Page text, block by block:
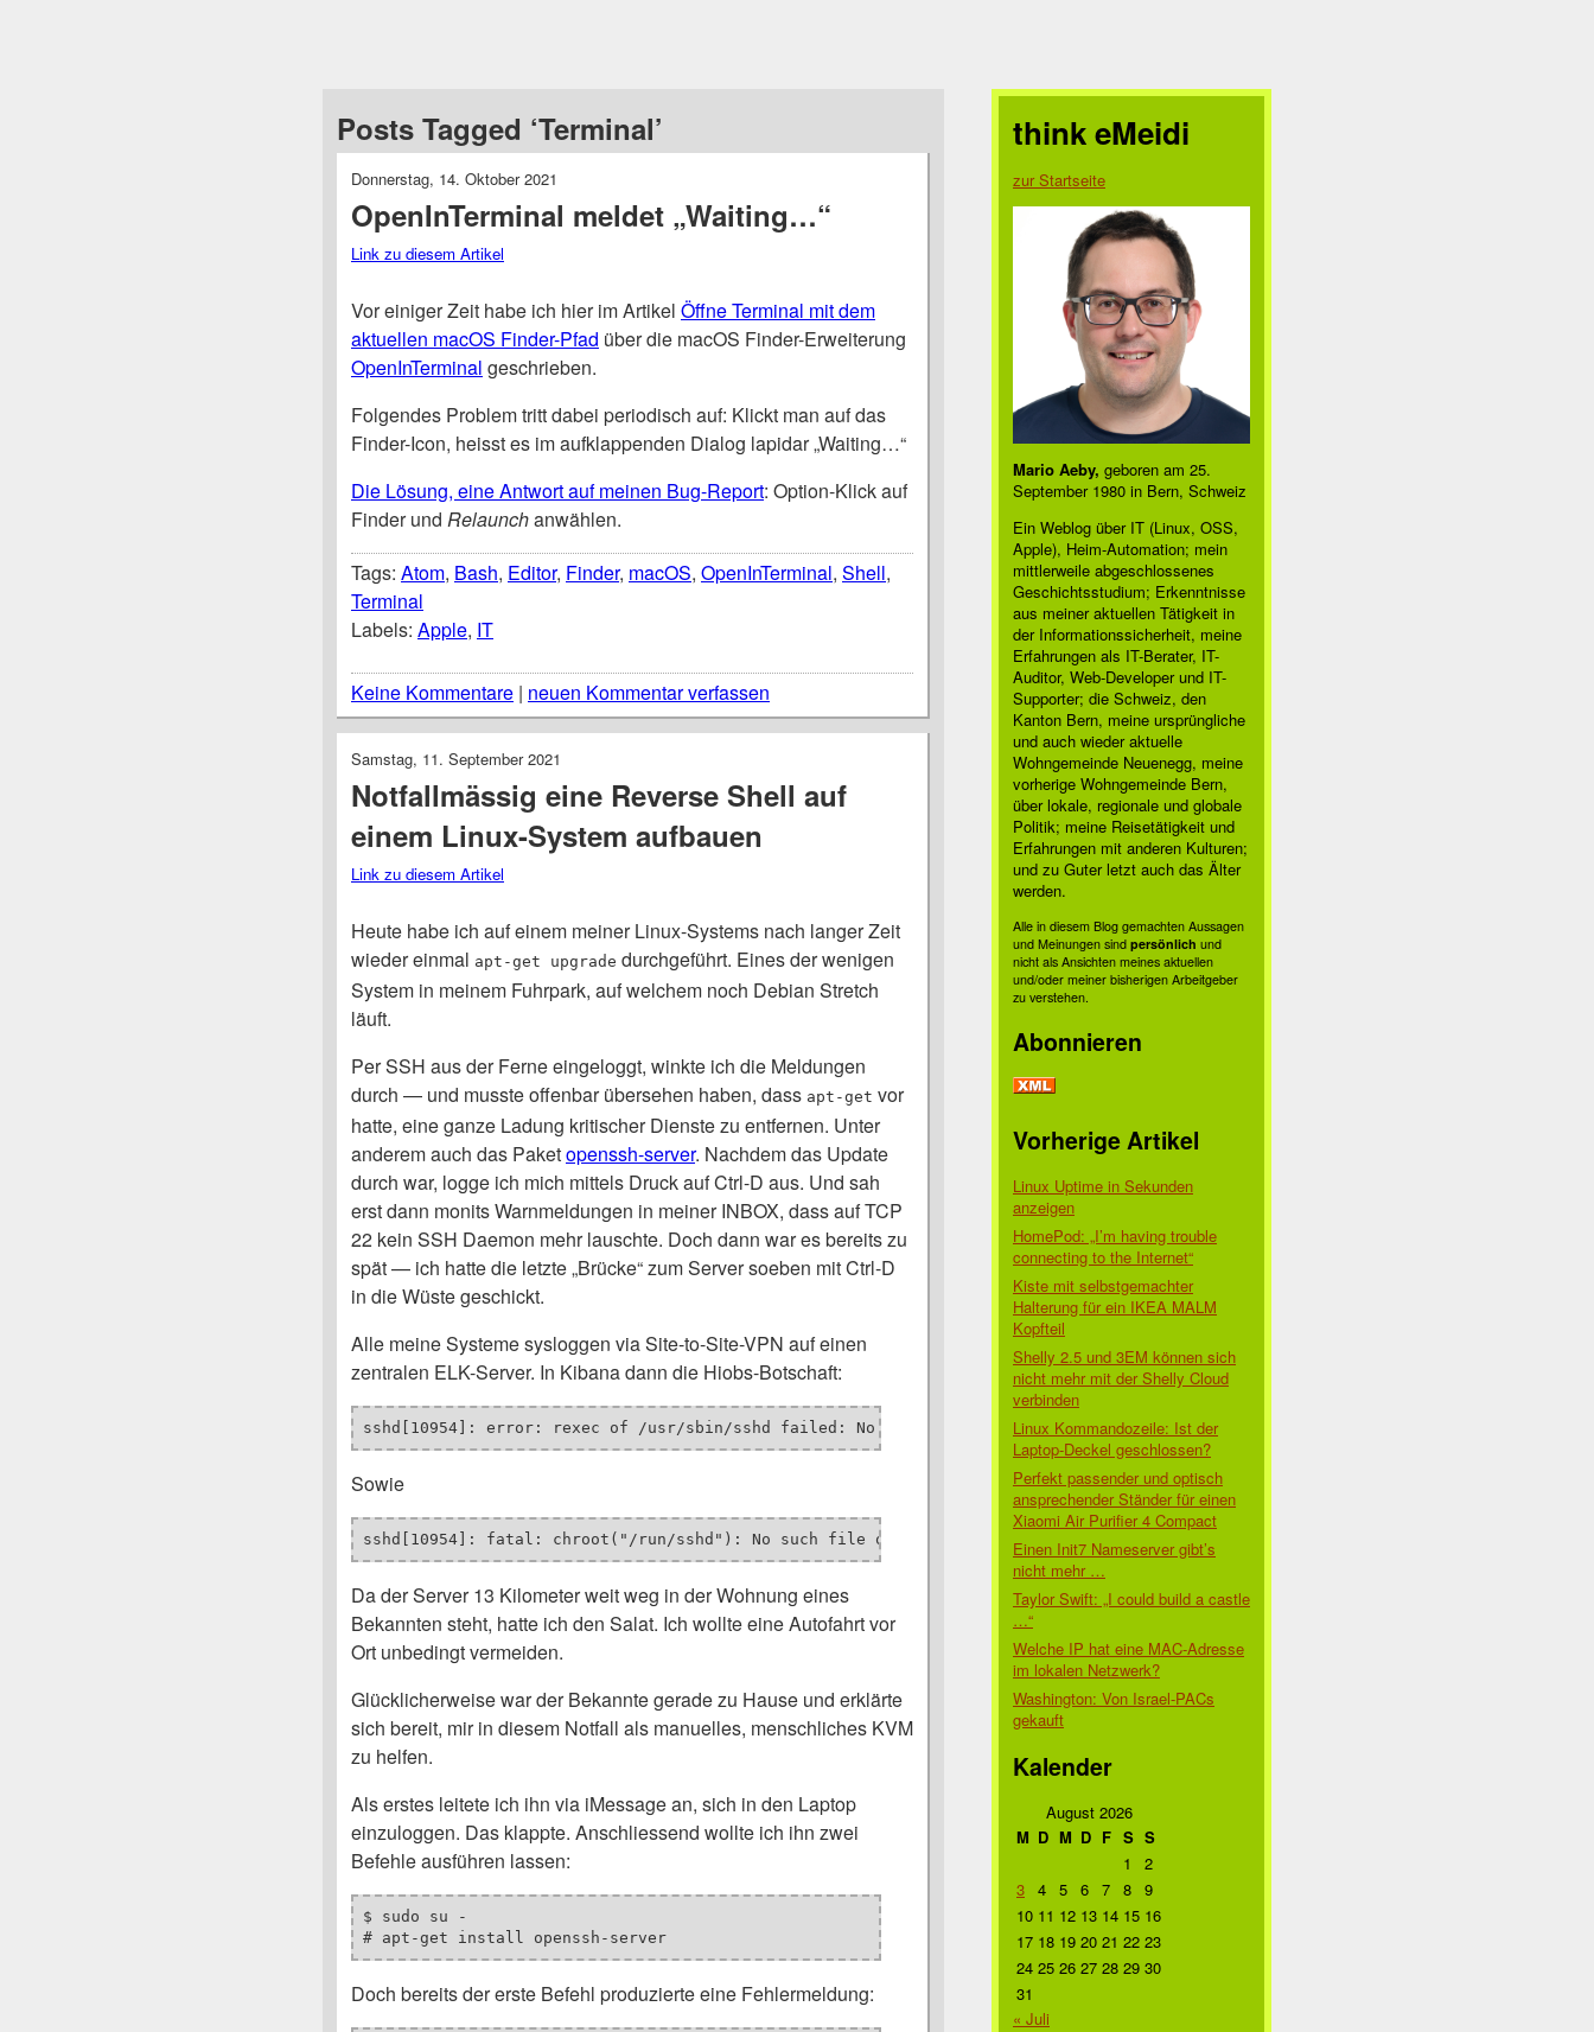
Posts Tagged ‘Terminal’
Donnerstag, 14. Oktober 2021
OpenInTerminal meldet „Waiting…“
Link zu diesem Artikel
Vor einiger Zeit habe ich hier im Artikel Öffne Terminal mit dem
aktuellen macOS Finder-Pfad über die macOS Finder-Erweiterung
OpenInTerminal geschrieben.
Folgendes Problem tritt dabei periodisch auf: Klickt man auf das
Finder-Icon, heisst es im aufklappenden Dialog lapidar „Waiting…“
Die Lösung, eine Antwort auf meinen Bug-Report: Option-Klick auf
Finder und Relaunchanwählen.
Tags: Atom, Bash, Editor, Finder, macOS, OpenInTerminal, Shell,
Terminal
Labels: Apple, IT
Keine Kommentare | neuen Kommentar verfassen
Samstag, 11. September 2021
Notfallmässig eine Reverse Shell auf
einem Linux-System aufbauen
Link zu diesem Artikel
Heute habe ich auf einem meiner Linux-Systems nach langer Zeit
wieder einmal apt-get upgrade durchgeführt. Eines der wenigen
System in meinem Fuhrpark, auf welchem noch Debian Stretch
läuft.
Per SSH aus der Ferne eingeloggt, winkte ich die Meldungen
durch — und musste offenbar übersehen haben, dass apt-get vor
hatte, eine ganze Ladung kritischer Dienste zu entfernen. Unter
anderem auch das Paketopenssh-server. Nachdem das Update
durch war, logge ich mich mittels Druck auf Ctrl-D aus. Und sah
erst dann monits Warnmeldungen in meiner INBOX, dass auf TCP
22 kein SSH Daemon mehr lauschte. Doch dann war es bereits zu
spät — ich hatte die letzte „Brücke“ zum Server soeben mit Ctrl-D
in die Wüste geschickt.
Alle meine Systeme sysloggen via Site-to-Site-VPN auf einen
zentralen ELK-Server. In Kibana dann die Hiobs-Botschaft:
sshd[10954]: error: rexec of /usr/sbin/sshd failed: No such file or directory
Sowie
sshd[10954]: fatal: chroot("/run/sshd"): No such file or directory [preauth]
Da der Server 13 Kilometer weit weg in der Wohnung eines
Bekannten steht, hatte ich den Salat. Ich wollte eine Autofahrt vor
Ort unbedingt vermeiden.
Glücklicherweise war der Bekannte gerade zu Hause und erklärte
sich bereit, mir in diesem Notfall als manuelles, menschliches KVM
zu helfen.
Als erstes leitete ich ihn via iMessage an, sich in den Laptop
einzuloggen. Das klappte. Anschliessend wollte ich ihn zwei
Befehle ausführen lassen:
$ sudo su -
# apt-get install openssh-server
Doch bereits der erste Befehl produzierte eine Fehlermeldung:
think eMeidi
zur Startseite
Mario Aeby, geboren am 25.
September 1980 in Bern, Schweiz
Ein Weblog über IT (Linux, OSS,
Apple), Heim-Automation; mein
mittlerweile abgeschlossenes
Geschichtsstudium; Erkenntnisse
aus meiner aktuellen Tätigkeit in
der Informationssicherheit, meine
Erfahrungen als IT-Berater, IT-
Auditor, Web-Developer und IT-
Supporter; die Schweiz, den
Kanton Bern, meine ursprüngliche
und auch wieder aktuelle
Wohngemeinde Neuenegg, meine
vorherige Wohngemeinde Bern,
über lokale, regionale und globale
Politik; meine Reisetätigkeit und
Erfahrungen mit anderen Kulturen;
und zu Guter letzt auch das Älter
werden.
Alle in diesem Blog gemachten Aussagen
und Meinungen sind persönlich und
nicht als Ansichten meines aktuellen
und/oder meiner bisherigen Arbeitgeber
zu verstehen.
Abonnieren
Vorherige Artikel
Linux Uptime in Sekunden
anzeigen
HomePod: „I’m having trouble
connecting to the Internet“
Kiste mit selbstgemachter
Halterung für ein IKEA MALM
Kopfteil
Shelly 2.5 und 3EM können sich
nicht mehr mit der Shelly Cloud
verbinden
Linux Kommandozeile: Ist der
Laptop-Deckel geschlossen?
Perfekt passender und optisch
ansprechender Ständer für einen
Xiaomi Air Purifier 4 Compact
Einen Init7 Nameserver gibt’s
nicht mehr …
Taylor Swift: „I could build a castle
…“
Welche IP hat eine MAC-Adresse
im lokalen Netzwerk?
Washington: Von Israel-PACs
gekauft
Kalender
August 2026
M D M D F S S
1
2
3 4 5 6 7 8 9
10 11 12 13 14 15 16
17 18 19 20 21 22 23
24 25 26 27 28 29 30
31
« Juli